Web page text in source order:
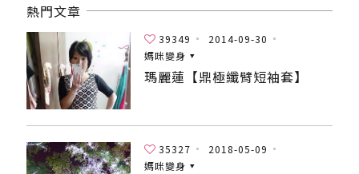
熱門文章
39349
2014-09-30
媽咪變身
瑪麗蓮【鼎極纖臂短袖套】
35327
2018-05-09
媽咪變身